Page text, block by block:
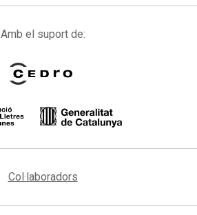
Amb el suport de:
Col·laboradors